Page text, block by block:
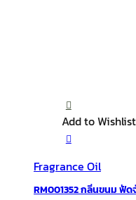
Add to Wishlist
Fragrance Oil
RM001352 กลิ่นขนม ฟัด